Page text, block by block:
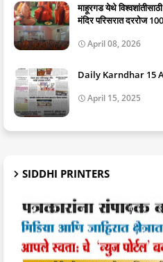
माहूरगड येथे
मंदिर परिसरात दररोज
April 08, 2026
Daily Karndhar 15
April 15, 2025
SIDDHI PRINTERS